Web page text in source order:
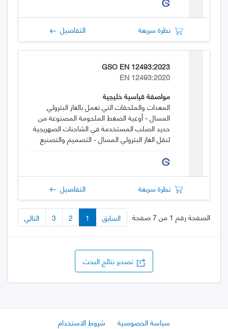
نظرة سريعة التفاصيل
GSO EN 12493:2023
EN 12493:2020
مواصفة قياسية خليجية
المعدات والملحقات التي تعمل بالغاز البترولي
المسال - أوعية الضغط الملحومة المصنوعة من
حديد الصلب المستخدمة في الشاحنات الصهريجية
لنقل الغاز البترولي المسال - التصميم والتصنيع
نظرة سريعة التفاصيل
الصفحة رقم 1 من 7 صفحة السابق 1
2
3 التالي
تصدير نتائج البحث
سياسة الخصوصية
شروط الاستخدام